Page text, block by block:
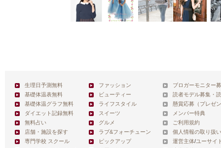
生理日予測無料
基礎体温表無料
基礎体温グラフ無料
ダイエット記録無料
無料占い
店舗・施設を探す
専門学校 スクール
ファッション
ビューティー
ライフスタイル
スイーツ
グルメ
ラブ&フォーチューン
ピックアップ
ブロガーモニター
読者モデル募集・
懸賞応募（プレゼ
メンバー特典
ご利用規約
個人情報の取り扱
運営主体/ユーサイ